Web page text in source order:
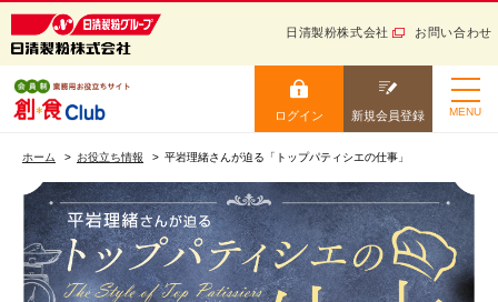
日清製粉グループ 健康と信
頼をお届けする
制業務用お役立ちサイト
日清製粉株式会社 お問い合わせ
ログイン
ログイン 新規会員登録 MENU
ログイン 新規会員登録
ニュース・トレンド
レシピ
カタログ
ホーム お役立ち情報 平岩理緒さんが迫る「トップパティシエの仕事」